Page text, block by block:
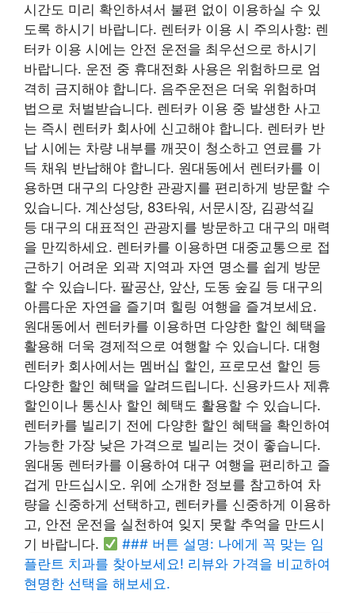
시간도 미리 확인하셔서 불편 없이 이용하실 수 있
도록 하시기 바랍니다. 렌터카 이용 시 주의사항: 렌
터카 이용 시에는 안전 운전을 최우선으로 하시기
바랍니다. 운전 중 휴대전화 사용은 위험하므로 엄
격히 금지해야 합니다. 음주운전은 더욱 위험하며
법으로 처벌받습니다. 렌터카 이용 중 발생한 사고
는 즉시 렌터카 회사에 신고해야 합니다. 렌터카 반
납 시에는 차량 내부를 깨끗이 청소하고 연료를 가
득 채워 반납해야 합니다. 원대동에서 렌터카를 이
용하면 대구의 다양한 관광지를 편리하게 방문할 수
있습니다. 계산성당, 83타워, 서문시장, 김광석길
등 대구의 대표적인 관광지를 방문하고 대구의 매력
을 만끽하세요. 렌터카를 이용하면 대중교통으로 접
근하기 어려운 외곽 지역과 자연 명소를 쉽게 방문
할 수 있습니다. 팔공산, 앞산, 도동 숲길 등 대구의
아름다운 자연을 즐기며 힐링 여행을 즐겨보세요.
원대동에서 렌터카를 이용하면 다양한 할인 혜택을
활용해 더욱 경제적으로 여행할 수 있습니다. 대형
렌터카 회사에서는 멤버십 할인, 프로모션 할인 등
다양한 할인 혜택을 알려드립니다. 신용카드사 제휴
할인이나 통신사 할인 혜택도 활용할 수 있습니다.
렌터카를 빌리기 전에 다양한 할인 혜택을 확인하여
가능한 가장 낮은 가격으로 빌리는 것이 좋습니다.
원대동 렌터카를 이용하여 대구 여행을 편리하고 즐
겁게 만드십시오. 위에 소개한 정보를 참고하여 차
량을 신중하게 선택하고, 렌터카를 신중하게 이용하
고, 안전 운전을 실천하여 잊지 못할 추억을 만드시
기 바랍니다.
### 버튼 설명: 나에게 꼭 맞는 임
플란트 치과를 찾아보세요! 리뷰와 가격을 비교하여
현명한 선택을 해보세요.